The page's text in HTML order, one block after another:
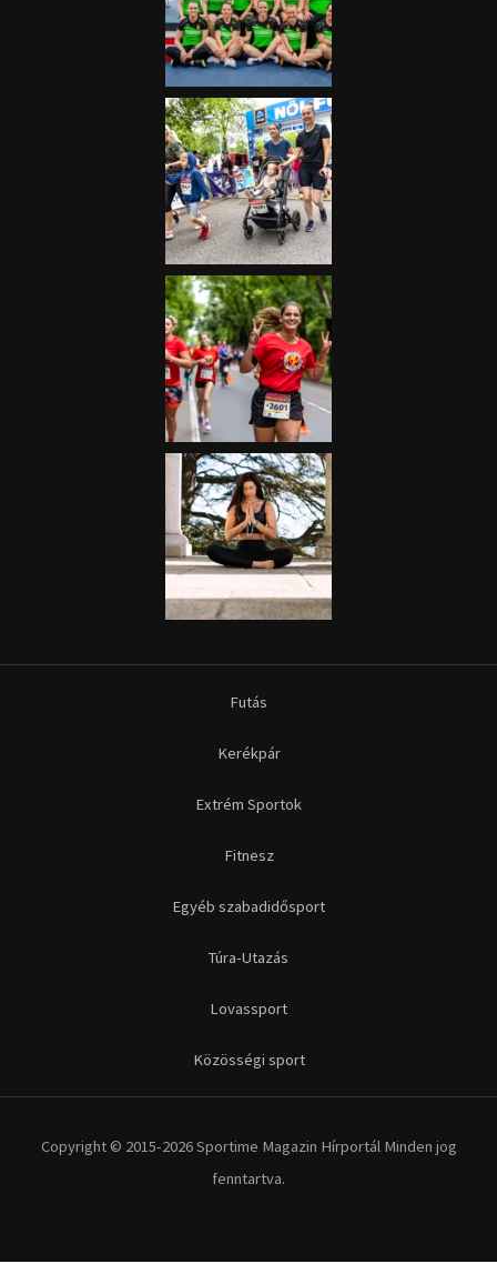
Futás
Kerékpár
Extrém Sportok
Fitnesz
Egyéb szabadidősport
Túra-Utazás
Lovassport
Közösségi sport
Copyright © 2015-2026 Sportime Magazin Hírportál Minden jog
fenntartva.